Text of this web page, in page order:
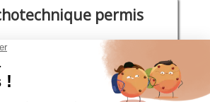
permis
Roméro 2
2026